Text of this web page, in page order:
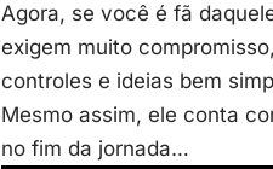
Agora, se você é fã
exigem muito compromisso,
controles e ideias bem
Mesmo assim, ele conta
no fim da jornada…